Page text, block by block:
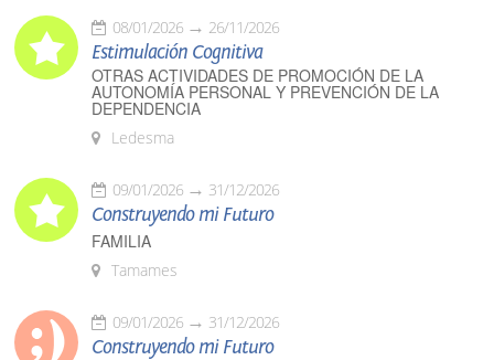
08/01/2026 26/11/2026
Estimulación Cognitiva
OTRAS ACTIVIDADES DE PROMOCIÓN DE LA
AUTONOMÍA PERSONAL Y PREVENCIÓN DE LA
DEPENDENCIA
Ledesma
09/01/2026 31/12/2026
Construyendo mi Futuro
FAMILIA
Tamames
09/01/2026 31/12/2026
Construyendo mi Futuro